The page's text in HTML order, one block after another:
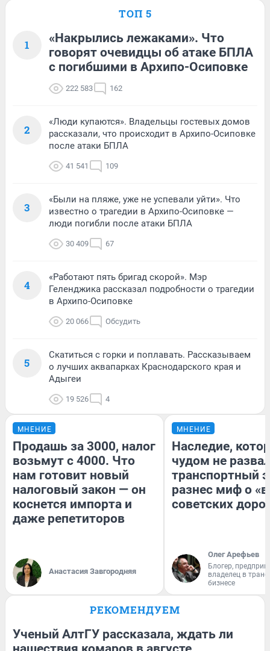
ТОП 5
1
«Накрылись лежаками». Что
говорят очевидцы об атаке БПЛА
с погибшими в Архипо-Осиповке
222 583 162
2
«Люди купаются». Владельцы гостевых домов
рассказали, что происходит в Архипо-Осиповке
после атаки БПЛА
41 541 109
3
«Были на пляже, уже не успевали уйти». Что
известно о трагедии в Архипо-Осиповке —
люди погибли после атаки БПЛА
30 409 67
4
«Работают пять бригад скорой». Мэр
Геленджика рассказал подробности о трагедии
в Архипо-Осиповке
20 066 Обсудить
5
Скатиться с горки и поплавать. Рассказываем
о лучших аквапарках Краснодарского края и
Адыгеи
19 526 4
МНЕНИЕ
Продашь за 3000, налог
возьмут с 4000. Что
нам готовит новый
налоговый закон — он
коснется импорта и
даже репетиторов
Анастасия Завгородняя
МНЕНИЕ
Наследие,
чудом не
транспортный
разнес миф о
советских
Олег Арефьев
Блогер,
владелец в
бизнесе
РЕКОМЕНДУЕМ
Ученый АлтГУ рассказала, ждать ли